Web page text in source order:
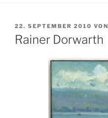
VERÖFFENTLICHT
AM
22. SEPTEMBER 2010 VON
Rainer Dorwarth